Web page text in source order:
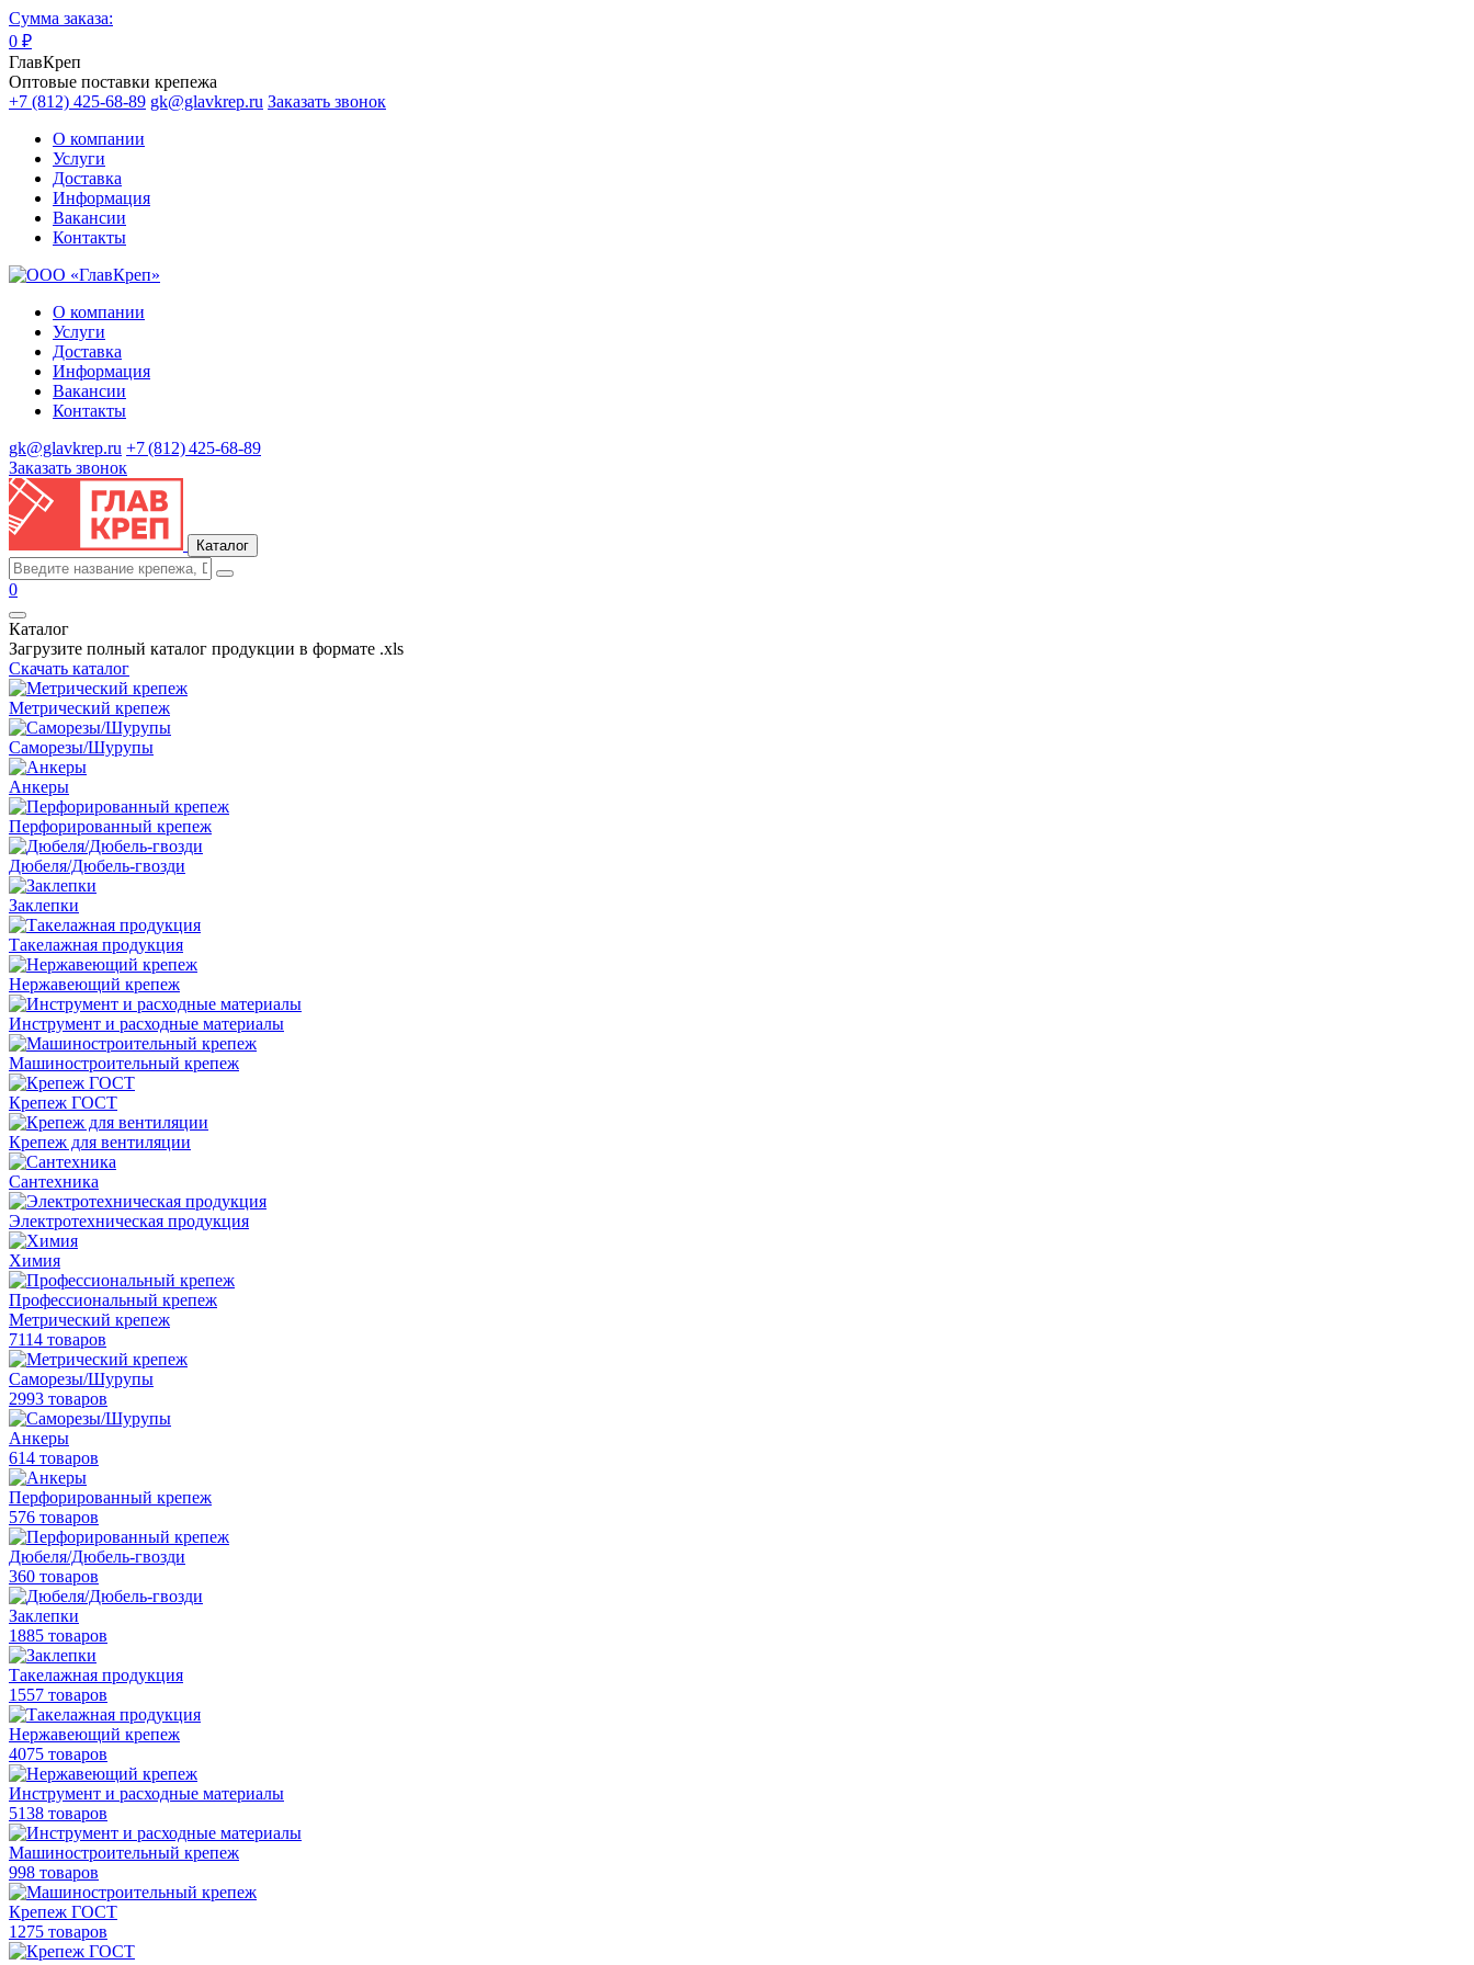
Сумма заказа:
0 ₽
ГлавКреп
Оптовые поставки крепежа
+7 (812) 425-68-89 gk@glavkrep.ru Заказать звонок
О компании
Услуги
Доставка
Информация
Вакансии
Контакты
О компании
Услуги
Доставка
Информация
Вакансии
Контакты
gk@glavkrep.ru +7 (812) 425-68-89
Заказать звонок
Каталог
0
Каталог
Загрузите полный каталог продукции в формате .xls
Скачать каталог
Метрический крепеж
Саморезы/Шурупы
Анкеры
Перфорированный крепеж
Дюбеля/Дюбель-гвозди
Заклепки
Такелажная продукция
Нержавеющий крепеж
Инструмент и расходные материалы
Машиностроительный крепеж
Крепеж ГОСТ
Крепеж для вентиляции
Сантехника
Электротехническая продукция
Химия
Профессиональный крепеж
Метрический крепеж
7114 товаров
Саморезы/Шурупы
2993 товаров
Анкеры
614 товаров
Перфорированный крепеж
576 товаров
Дюбеля/Дюбель-гвозди
360 товаров
Заклепки
1885 товаров
Такелажная продукция
1557 товаров
Нержавеющий крепеж
4075 товаров
Инструмент и расходные материалы
5138 товаров
Машиностроительный крепеж
998 товаров
Крепеж ГОСТ
1275 товаров